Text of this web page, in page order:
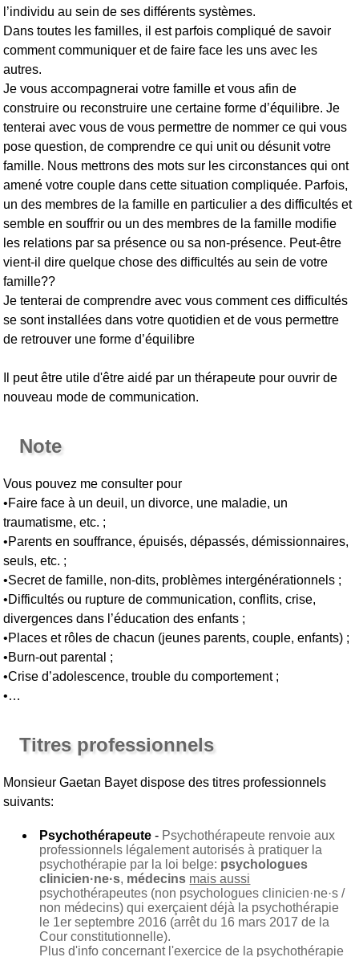
l’individu au sein de ses différents systèmes.
Dans toutes les familles, il est parfois compliqué de savoir
comment communiquer et de faire face les uns avec les
autres.
Je vous accompagnerai votre famille et vous afin de
construire ou reconstruire une certaine forme d’équilibre. Je
tenterai avec vous de vous permettre de nommer ce qui vous
pose question, de comprendre ce qui unit ou désunit votre
famille. Nous mettrons des mots sur les circonstances qui ont
amené votre couple dans cette situation compliquée. Parfois,
un des membres de la famille en particulier a des difficultés et
semble en souffrir ou un des membres de la famille modifie
les relations par sa présence ou sa non-présence. Peut-être
vient-il dire quelque chose des difficultés au sein de votre
famille??
Je tenterai de comprendre avec vous comment ces difficultés
se sont installées dans votre quotidien et de vous permettre
de retrouver une forme d’équilibre
Il peut être utile d'être aidé par un thérapeute pour ouvrir de
nouveau mode de communication.
Note
Vous pouvez me consulter pour
•Faire face à un deuil, un divorce, une maladie, un
traumatisme, etc. ;
•Parents en souffrance, épuisés, dépassés, démissionnaires,
seuls, etc. ;
•Secret de famille, non-dits, problèmes intergénérationnels ;
•Difficultés ou rupture de communication, conflits, crise,
divergences dans l’éducation des enfants ;
•Places et rôles de chacun (jeunes parents, couple, enfants) ;
•Burn-out parental ;
•Crise d’adolescence, trouble du comportement ;
•…
Titres professionnels
Monsieur Gaetan Bayetdispose des titres professionnels
suivants:
Psychothérapeute - Psychothérapeute renvoie aux
professionnels légalement autorisés à pratiquer la
psychothérapie par la loi belge: psychologues
clinicien·ne·s, médecins mais aussi
psychothérapeutes (non psychologues clinicien·ne·s /
non médecins) qui exerçaient déjà la psychothérapie
le 1er septembre 2016 (arrêt du 16 mars 2017 de la
Cour constitutionnelle).
Plus d'info concernant l'exercice de la psychothérapie